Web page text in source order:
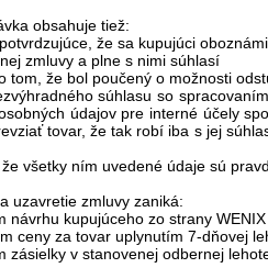
obsahuje tiež:
že sa kupujúci
zmluvy a plne s nimi súhlasí
tom, že bol poučený o možnosti
súhlasu so
údajov pre interné účely
tovar, že tak robí iba s jej
všetky ním uvedené údaje sú
uzavretie zmluvy zaniká:
návrhu kupujúceho zo strany WENIX
ceny za tovar uplynutím 7-dňovej
zásielky v stanovenej odbernej